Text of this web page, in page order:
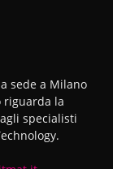
sede a Milano
riguarda la
specialisti